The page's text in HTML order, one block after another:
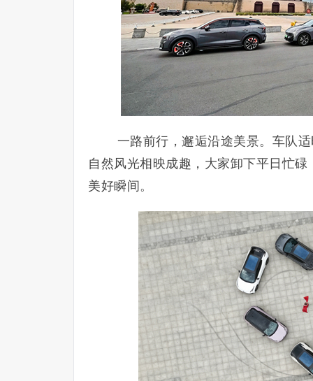
一路前行，邂逅沿途美景。车队
自然风光相映成趣，大家卸下平日忙
美好瞬间。